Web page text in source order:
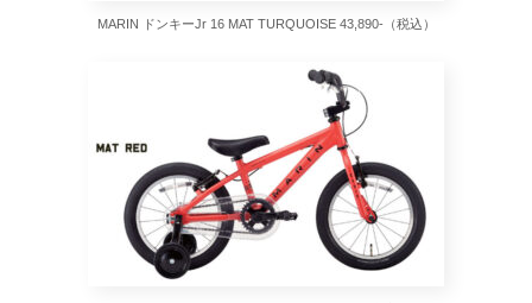
MARIN ドンキーJr 16 MAT TURQUOISE 43,890-（税込）